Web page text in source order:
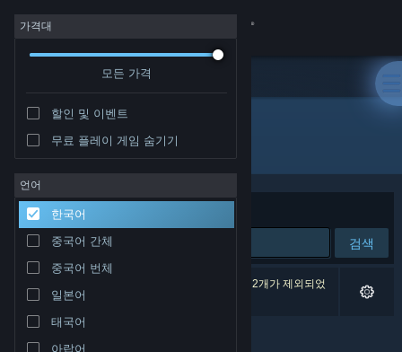
로그인
커뮤니티
정보
지원
언어 변경
Steam 모바일 앱 다운로드
가격대
모든 가격
할인 및 이벤트
무료 플레이 게임 숨기기
언어
한국어
중국어 간체
중국어 번체
일본어
태국어
아랍어
개발자: RomanKitayama
정렬 기준 연관성
검색
검색 결과가 0개 있습니다. 환경 설정에 따라 게임 2개가 제외되었
습니다.